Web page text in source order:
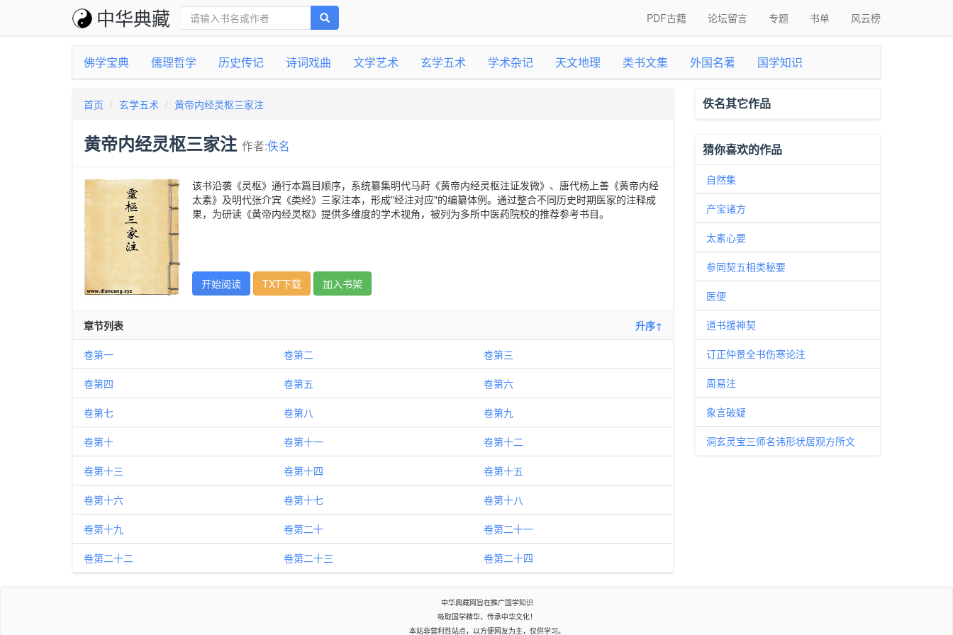
中华典藏 PDF古籍 论坛留言 专题 书单 风云榜
佛学宝典 儒理哲学 历史传记 诗词戏曲 文学艺术 玄学五术 学术杂记 天文地理 类书文集 外国名著 国学知识
首页 玄学五术 黄帝内经灵枢三家注
黄帝内经灵枢三家注 作者:佚名
该书沿袭《灵枢》通行本篇目顺序，系统纂集明代马莳《黄帝内经灵枢注证发微》、唐代杨上善《黄帝内经
太素》及明代张介宾《类经》三家注本，形成"经注对应"的编纂体例。通过整合不同历史时期医家的注释成
果，为研读《黄帝内经灵枢》提供多维度的学术视角，被列为多所中医药院校的推荐参考书目。
开始阅读 TXT下载 加入书架
章节列表 升序↑
卷第一 卷第二 卷第三
卷第四 卷第五 卷第六
卷第七 卷第八 卷第九
卷第十 卷第十一 卷第十二
卷第十三 卷第十四 卷第十五
卷第十六 卷第十七 卷第十八
卷第十九 卷第二十 卷第二十一
卷第二十二 卷第二十三 卷第二十四
佚名其它作品
猜你喜欢的作品
自然集
产宝诸方
太素心要
参同契五相类秘要
医便
道书援神契
订正仲景全书伤寒论注
周易注
象言破疑
洞玄灵宝三师名讳形状居观方所文
中华典藏网旨在推广国学知识
吸取国学精华，传承中华文化！
本站非营利性站点，以方便网友为主，仅供学习。